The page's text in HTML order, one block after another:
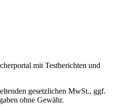
mit Testberichten und
gesetzlichen MwSt., ggf.
ohne Gewähr.